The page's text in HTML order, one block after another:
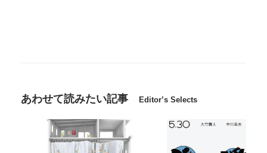
あわせて読みたい記事 Editor’s Selects